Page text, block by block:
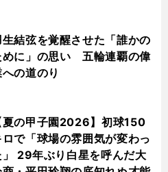
生結弦を覚醒させた「誰かの
めに」の思い 五輪連覇の偉
の道のり
夏の甲子園2026】初球150
ロで「球場の雰囲気が変わっ
」 29年ぶり白星を呼んだ大